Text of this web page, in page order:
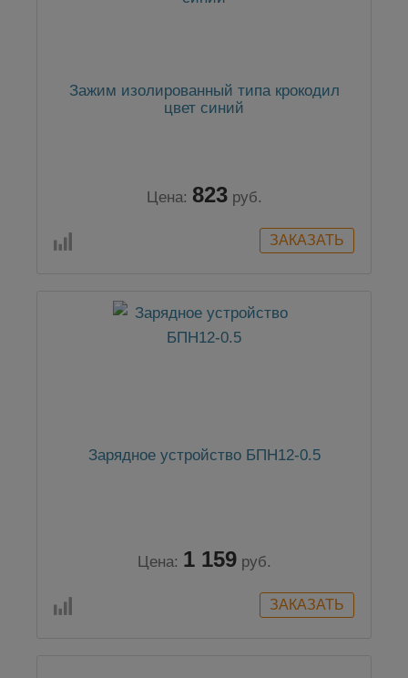
Зажим изолированный типа крокодил
цвет синий
Цена: 823 руб.
Зарядное устройство БПН12-0.5
Цена: 1 159 руб.